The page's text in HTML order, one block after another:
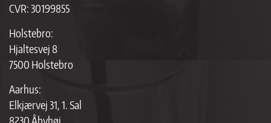
CVR: 30199855
Holstebro:
Hjaltesvej 8
7500 Holstebro
Aarhus:
Elkjærvej 31, 1. Sal
8230 Åbyhøj